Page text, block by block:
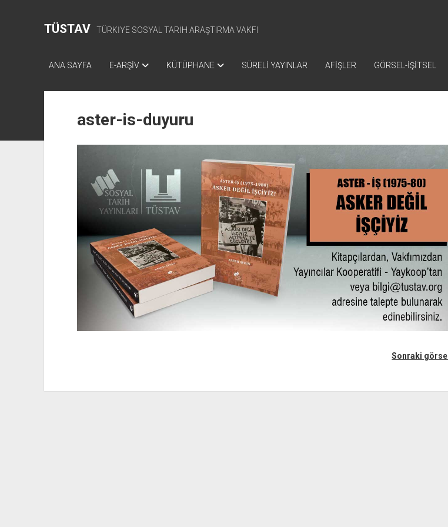
TÜSTAV TÜRKİYE SOSYAL TARİH ARAŞTIRMA VAKFI
ANA SAYFA E-ARŞİV KÜTÜPHANE SÜRELİ YAYINLAR AFİŞLER GÖRSEL-İŞİTSEL
aster-is-duyuru
Sonraki görsel